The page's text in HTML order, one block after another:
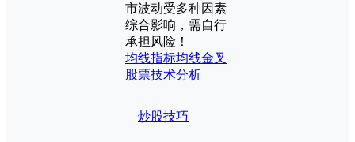
市波动受多种因素
综合影响，需自行
承担风险！
均线指标均线金叉
股票技术分析
炒股技巧